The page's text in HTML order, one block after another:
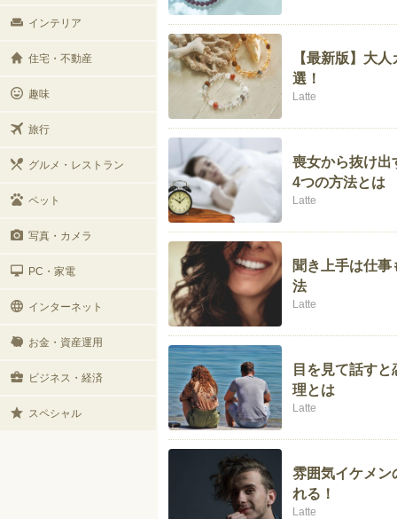
インテリア
住宅・不動産
趣味
旅行
グルメ・レストラン
ペット
写真・カメラ
PC・家電
インターネット
お金・資産運用
ビジネス・経済
スペシャル
【最新版】大
選！
Latte
喪女から抜け出
4つの方法とは
Latte
聞き上手は仕
法
Latte
目を見て話す
理とは
Latte
雰囲気イケメ
れる！
Latte